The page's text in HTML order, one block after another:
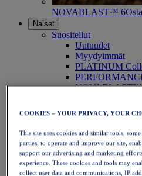
NOVABLAST™ 6
Naiset
Suositellut
Uutuudet
Myydyimmät
PLATINUM
Juoksu
Polkujuoksu
Tennis
Lentopallo
Käsipallo
Padel
Verkkopallo
COOKIES – YOUR PRIVACY, YOUR
This site uses cookies and similar tools,
parties, to operate and improve our site,
support our advertising and marketing
experience. These cookies and tools may
collect user data and communications, IP